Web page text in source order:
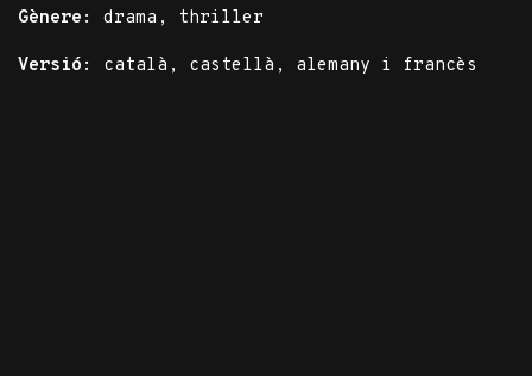
Gènere: drama, thriller
Versió: català, castellà, alemany i francès